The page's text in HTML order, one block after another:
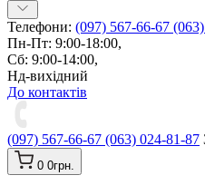
Телефони: (097) 567-66-67
Пн-Пт: 9:00-18:00,
Сб: 9:00-14:00,
Нд-вихідний
До контактів
(097) 567-66-67 (063) 024-81-87
0 0грн.